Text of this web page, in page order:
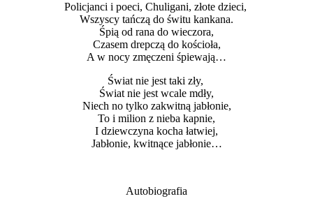
Policjanci i poeci, Chuligani, złote dzieci,
Wszyscy tańczą do świtu kankana.
Śpią od rana do wieczora,
Czasem drepczą do kościoła,
A w nocy zmęczeni śpiewają…
Świat nie jest taki zły,
Świat nie jest wcale mdły,
Niech no tylko zakwitną jabłonie,
To i milion z nieba kapnie,
I dziewczyna kocha łatwiej,
Jabłonie, kwitnące jabłonie…
Autobiografia